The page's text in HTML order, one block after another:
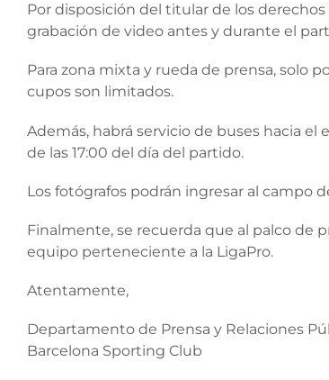
Por disposición del titular de los
grabación de video antes y durante el
Para zona mixta y rueda de prensa, solo
cupos son limitados.
Además, habrá servicio de buses hacia el
de las 17:00 del día del partido.
Los fotógrafos podrán ingresar al campo
Finalmente, se recuerda que al palco de
equipo perteneciente a la LigaPro.
Atentamente,
Departamento de Prensa y Relaciones
Barcelona Sporting Club